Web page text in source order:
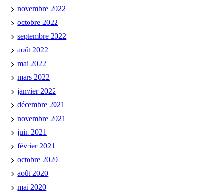
novembre 2022
octobre 2022
septembre 2022
août 2022
mai 2022
mars 2022
janvier 2022
décembre 2021
novembre 2021
juin 2021
février 2021
octobre 2020
août 2020
mai 2020